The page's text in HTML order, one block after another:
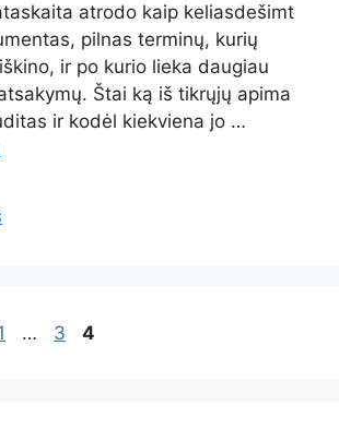
atrodo kaip keliasdešimt
pilnas terminų, kurių
ir po kurio lieka daugiau
Štai ką iš tikrųjų apima
ir kodėl kiekviena jo …
… Page
3 Page
4